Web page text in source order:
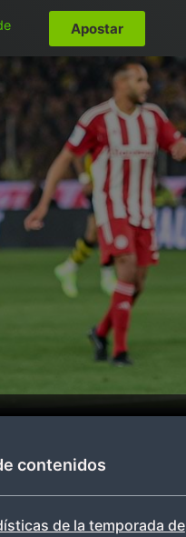
Apostar
contenidos
de la temporada de